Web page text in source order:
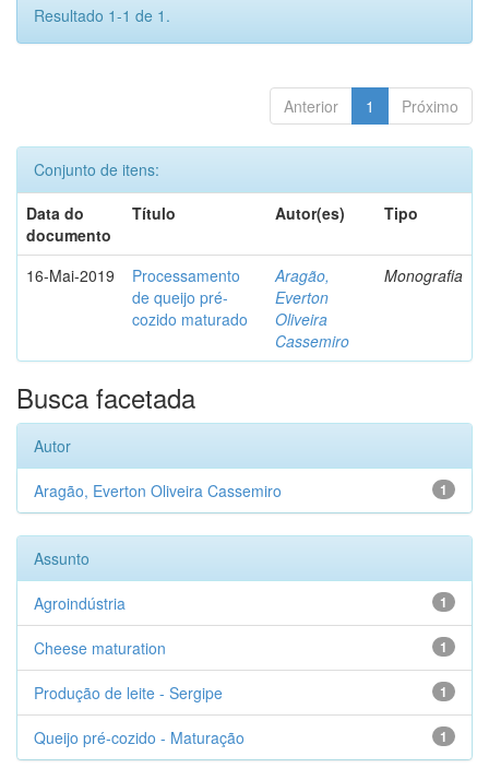
Resultado 1-1 de 1.
Anterior 1 Próximo
Conjunto de itens:
Data do
documento
Título Autor(es) Tipo
16-Mai-2019
Processamento
de queijo pré-
cozido maturado
Aragão,
Everton
Oliveira
Cassemiro
Monografia
Busca facetada
Autor
1
Aragão, Everton Oliveira Cassemiro
Assunto
1
Agroindústria
1
Cheese maturation
1
Produção de leite - Sergipe
1
Queijo pré-cozido - Maturação